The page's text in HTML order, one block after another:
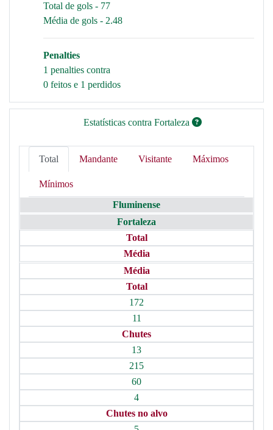
Total de gols - 77
Média de gols - 2.48
Penalties
1 penalties contra
0 feitos e 1 perdidos
Estatísticas contra Fortaleza
Total Mandante Visitante Máximos
Mínimos
Fluminense
Fortaleza
Total
Média
Média
Total
172
11
Chutes
13
215
60
4
Chutes no alvo